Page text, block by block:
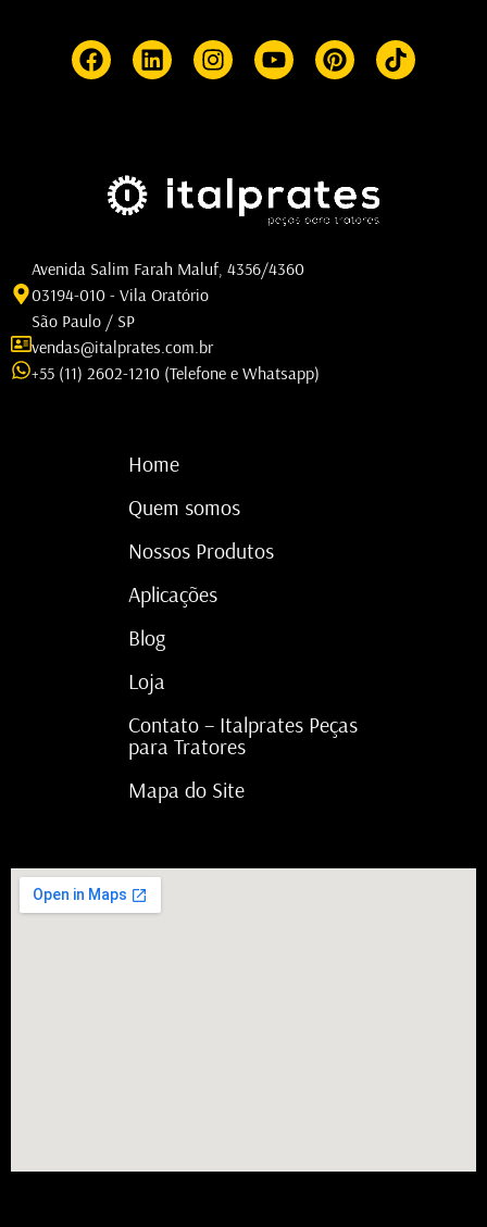
Avenida Salim Farah Maluf, 4356/4360
03194-010 - Vila Oratório
São Paulo / SP
vendas@italprates.com.br
+55 (11) 2602-1210 (Telefone e Whatsapp)
Home
Quem somos
Nossos Produtos
Aplicações
Blog
Loja
Contato – Italprates Peças
para Tratores
Mapa do Site